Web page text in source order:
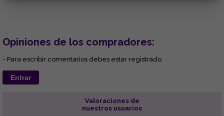
Opiniones de los compradores:
- Para escribir comentarios debes estar registrado.
Entrar
Valoraciones de
nuestros usuarios